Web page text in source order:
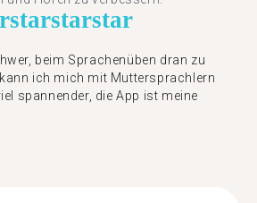
starstarstar
beim Sprachenüben dran zu
ich mich mit Muttersprachlern
spannender, die App ist meine